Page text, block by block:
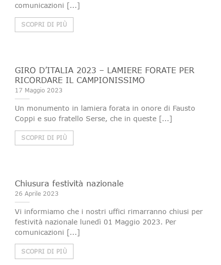
comunicazioni [...]
SCOPRI DI PIÙ
GIRO D’ITALIA 2023 – LAMIERE FORATE PER
RICORDARE IL CAMPIONISSIMO
17 Maggio 2023
Un monumento in lamiera forata in onore di Fausto
Coppi e suo fratello Serse, che in queste [...]
SCOPRI DI PIÙ
Chiusura festività nazionale
26 Aprile 2023
Vi informiamo che i nostri uffici rimarranno chiusi per
festività nazionale lunedì 01 Maggio 2023. Per
comunicazioni [...]
SCOPRI DI PIÙ